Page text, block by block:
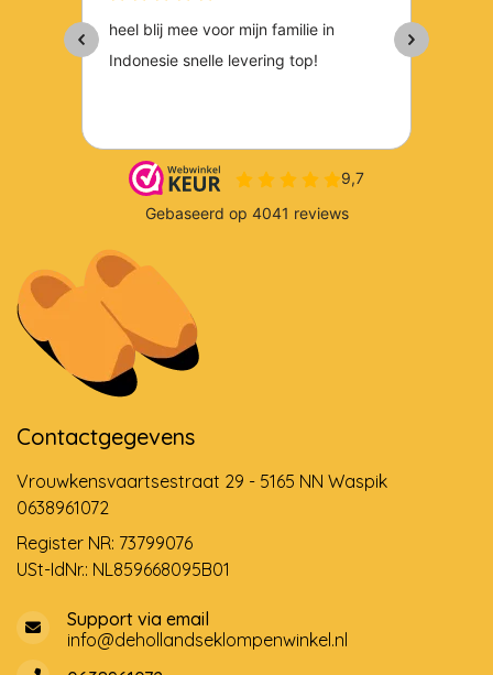
Contactgegevens
Vrouwkensvaartsestraat 29 - 5165 NN Waspik
0638961072
Register NR: 73799076
USt-IdNr.: NL859668095B01
Support via email
info@dehollandseklompenwinkel.nl